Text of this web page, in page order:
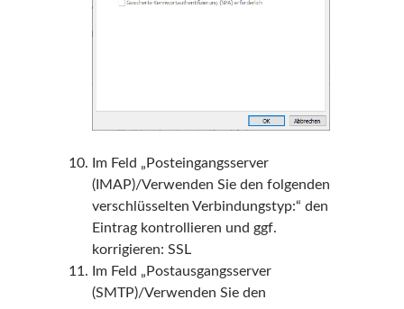
Im Feld „Posteingangsserver
(IMAP)/Verwenden Sie den folgenden
verschlüsselten Verbindungstyp:“ den
Eintrag kontrollieren und ggf.
korrigieren: SSL
Im Feld „Postausgangsserver
(SMTP)/Verwenden Sie den